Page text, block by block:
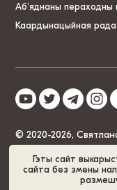
Гэты сайт
сайта без змены
Аб’яднаны пераходны
Каардынацыйная рада
© 2020-2026,